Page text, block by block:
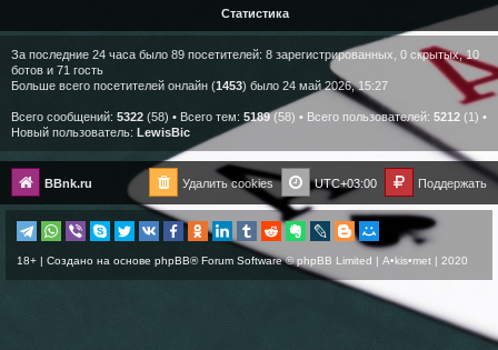
Статистика
За последние 24 часа было 89 посетителей: 8 зарегистрированных, 0 скрытых, 10
ботов и 71 гость
Больше всего посетителей онлайн (1453) было 24 май 2026, 15:27
Всего сообщений: 5322 (58) • Всего тем: 5189(58) • Всего пользователей: 5212 (1) •
Новый пользователь: LewisBic
BBnk.ru Поддержать
UTC+03:00
Удалить cookies
18+ | Создано на основе phpBB® Forum Software © phpBB Limited | A•kis•met | 2020